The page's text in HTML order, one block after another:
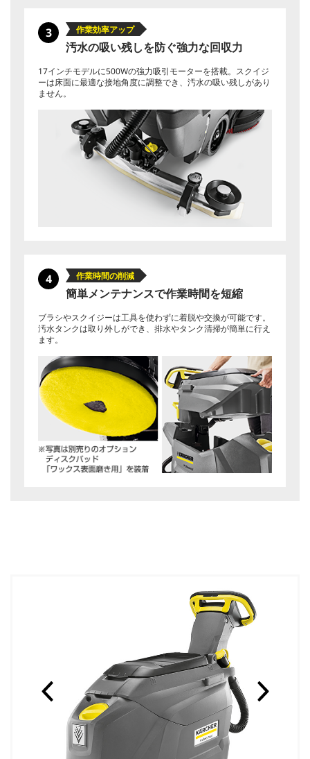
3 作業効率アップ
汚水の吸い残しを防ぐ強力な回収力
17インチモデルに500Wの強力吸引モーターを搭載。スクイジ
ーは床面に最適な接地角度に調整でき、汚水の吸い残しがあり
ません。
4 作業時間の削減
簡単メンテナンスで作業時間を短縮
ブラシやスクイジーは工具を使わずに着脱や交換が可能です。
汚水タンクは取り外しができ、排水やタンク清掃が簡単に行え
ます。